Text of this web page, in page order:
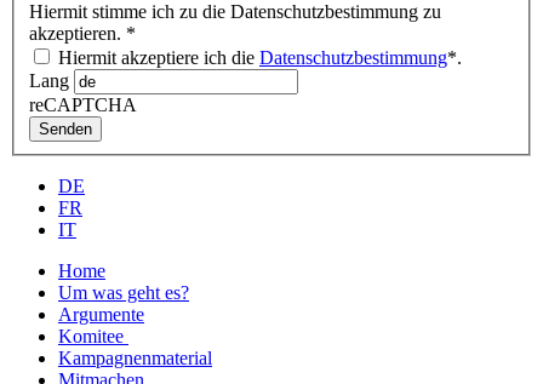
Hiermit stimme ich zu die Datenschutzbestimmung zu
akzeptieren. *
Hiermit akzeptiere ich die Datenschutzbestimmung*.
Lang
reCAPTCHA
Senden
DE
FR
IT
Home
Um was geht es?
Argumente
Komitee
Kampagnenmaterial